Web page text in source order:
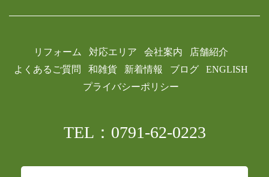
リフォーム 対応エリア 会社案内
店舗紹介
よくあるご質問
和雑貨 新着情報 ブログ
ENGLISH
プライバシーポリシー
TEL：0791-62-0223